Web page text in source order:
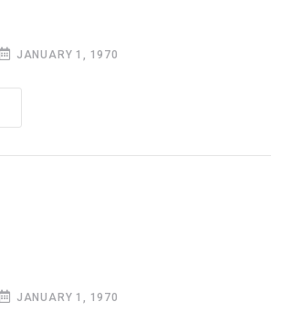
JANUARY 1, 1970
JANUARY 1, 1970